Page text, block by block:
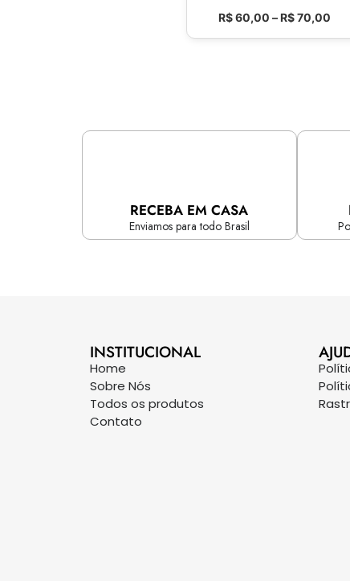
R$60,00 –R$70,00
RECEBA EM CASA
Enviamos para todo Brasil
INSTITUCIONAL
Home
Sobre Nós
Todos os produtos
Contato